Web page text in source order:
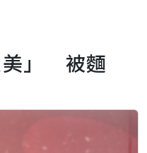
美」 被麵